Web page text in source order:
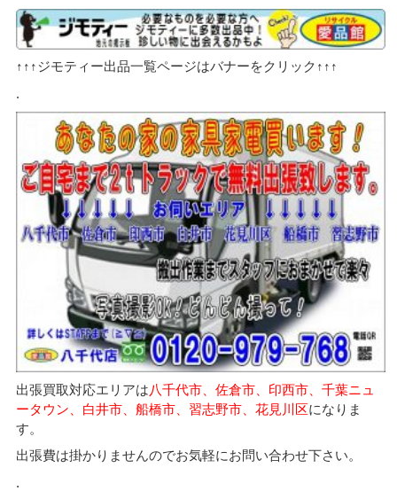
↑↑↑ジモティー出品一覧ページはバナーをクリック↑↑↑
.
出張買取対応エリアは八千代市、佐倉市、印西市、千葉ニュ
ータウン、白井市、船橋市、習志野市、花見川区になりま
す。
出張費は掛かりませんのでお気軽にお問い合わせ下さい。
.